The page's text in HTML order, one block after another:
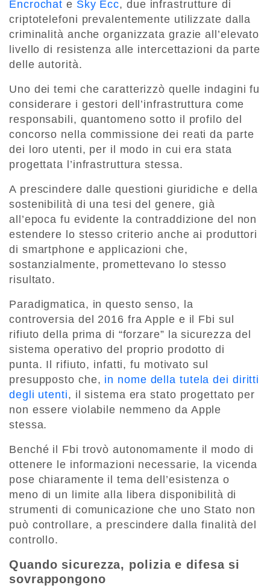
Encrochat e Sky Ecc, due infrastrutture di
criptotelefoni prevalentemente utilizzate dalla
criminalità anche organizzata grazie all’elevato
livello di resistenza alle intercettazioni da parte
delle autorità.
Uno dei temi che caratterizzò quelle indagini fu
considerare i gestori dell’infrastruttura come
responsabili, quantomeno sotto il profilo del
concorso nella commissione dei reati da parte
dei loro utenti, per il modo in cui era stata
progettata l’infrastruttura stessa.
A prescindere dalle questioni giuridiche e della
sostenibilità di una tesi del genere, già
all’epoca fu evidente la contraddizione del non
estendere lo stesso criterio anche ai produttori
di smartphone e applicazioni che,
sostanzialmente, promettevano lo stesso
risultato.
Paradigmatica, in questo senso, la
controversia del 2016 fra Apple e il Fbi sul
rifiuto della prima di “forzare” la sicurezza del
sistema operativo del proprio prodotto di
punta. Il rifiuto, infatti, fu motivato sul
presupposto che, in nome della tutela dei diritti
degli utenti, il sistema era stato progettato per
non essere violabile nemmeno da Apple
stessa.
Benché il Fbi trovò autonomamente il modo di
ottenere le informazioni necessarie, la vicenda
pose chiaramente il tema dell’esistenza o
meno di un limite alla libera disponibilità di
strumenti di comunicazione che uno Stato non
può controllare, a prescindere dalla finalità del
controllo.
Quando sicurezza, polizia e difesa si
sovrappongono